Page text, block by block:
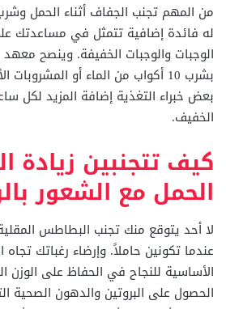
من المهم تجنب الجفاف أثناء الحمل
له فائدة إضافية تتمثل في مساعدتك
الوجبات والوجبات الخفيفة. وينصح معهد
بشرب 10 أكواب من الماء أو
بعض خبراء التغذية إضافة المزيد لكل
الخفيف.
كيف تتجنبين زيادة
الحمل مع الشعور
لا أحد يتوقع منك تجنب البطاطس
عندما تكونين حاملاً. وإرضاء رغباتك تجاه
الأساسية للنجاح في الحفاظ على الوزن
الحصول على البروتين والدهون الصحية